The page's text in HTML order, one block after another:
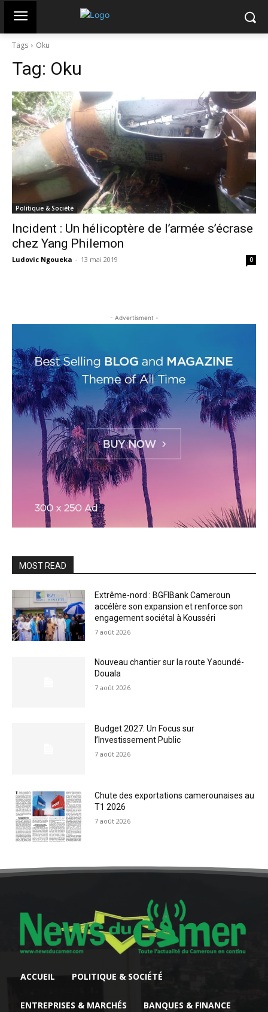
Tags Oku
Tag: Oku
Politique & Société
Incident : Un hélicoptère de l’armée s’écrase
chez Yang Philemon
Ludovic Ngoueka - 13 mai 2019 0
- Advertisment -
MOST READ
Extrême-nord : BGFIBank Cameroun
accélère son expansion et renforce son
engagement sociétal à Kousséri
7 août 2026
Nouveau chantier sur la route Yaoundé-
Douala
7 août 2026
Budget 2027: Un Focus sur
l’Investissement Public
7 août 2026
Chute des exportations camerounaises au
T1 2026
7 août 2026
ACCUEIL POLITIQUE & SOCIÉTÉ
ENTREPRISES & MARCHÉS BANQUES & FINANCE